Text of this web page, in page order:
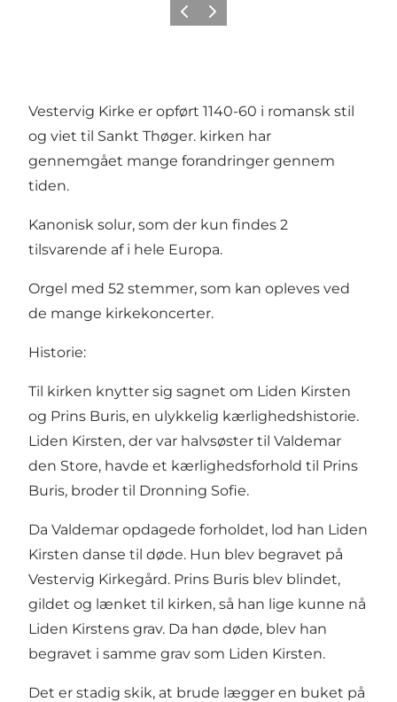
ForrigeNæste
Vestervig Kirke er opført 1140-60 i romansk stil
og viet til Sankt Thøger. kirken har
gennemgået mange forandringer gennem
tiden.
Kanonisk solur, som der kun findes 2
tilsvarende af i hele Europa.
Orgel med 52 stemmer, som kan opleves ved
de mange kirkekoncerter.
Historie:
Til kirken knytter sig sagnet om Liden Kirsten
og Prins Buris, en ulykkelig kærlighedshistorie.
Liden Kirsten, der var halvsøster til Valdemar
den Store, havde et kærlighedsforhold til Prins
Buris, broder til Dronning Sofie.
Da Valdemar opdagede forholdet, lod han Liden
Kirsten danse til døde. Hun blev begravet på
Vestervig Kirkegård. Prins Buris blev blindet,
gildet og lænket til kirken, så han lige kunne nå
Liden Kirstens grav. Da han døde, blev han
begravet i samme grav som Liden Kirsten.
Det er stadig skik, at brude lægger en buket på